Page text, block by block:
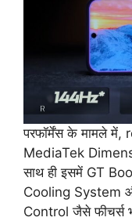
परफॉर्मेंस के मामले में,
MediaTek
साथ ही इसमें GT
Cooling System
Control जैसे फीचर्स